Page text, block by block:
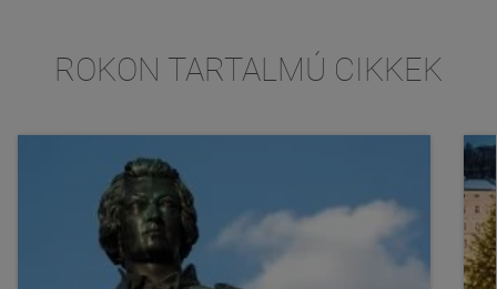
ROKON TARTALMÚ CIKKEK